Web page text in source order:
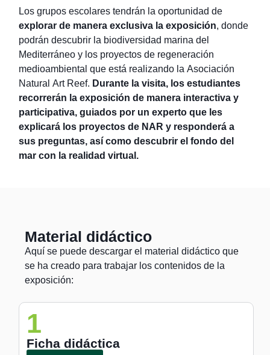
Los grupos escolares tendrán la oportunidad de
explorar de manera exclusiva la exposición, donde
podrán descubrir la biodiversidad marina del
Mediterráneo y los proyectos de regeneración
medioambiental que está realizando la Asociación
Natural Art Reef. Durante la visita, los estudiantes
recorrerán la exposición de manera interactiva y
participativa, guiados por un experto que les
explicará los proyectos de NAR y responderá a
sus preguntas, así como descubrir el fondo del
mar con la realidad virtual.
Material didáctico
Aquí se puede descargar el material didáctico que
se ha creado para trabajar los contenidos de la
exposición:
1
Ficha didáctica